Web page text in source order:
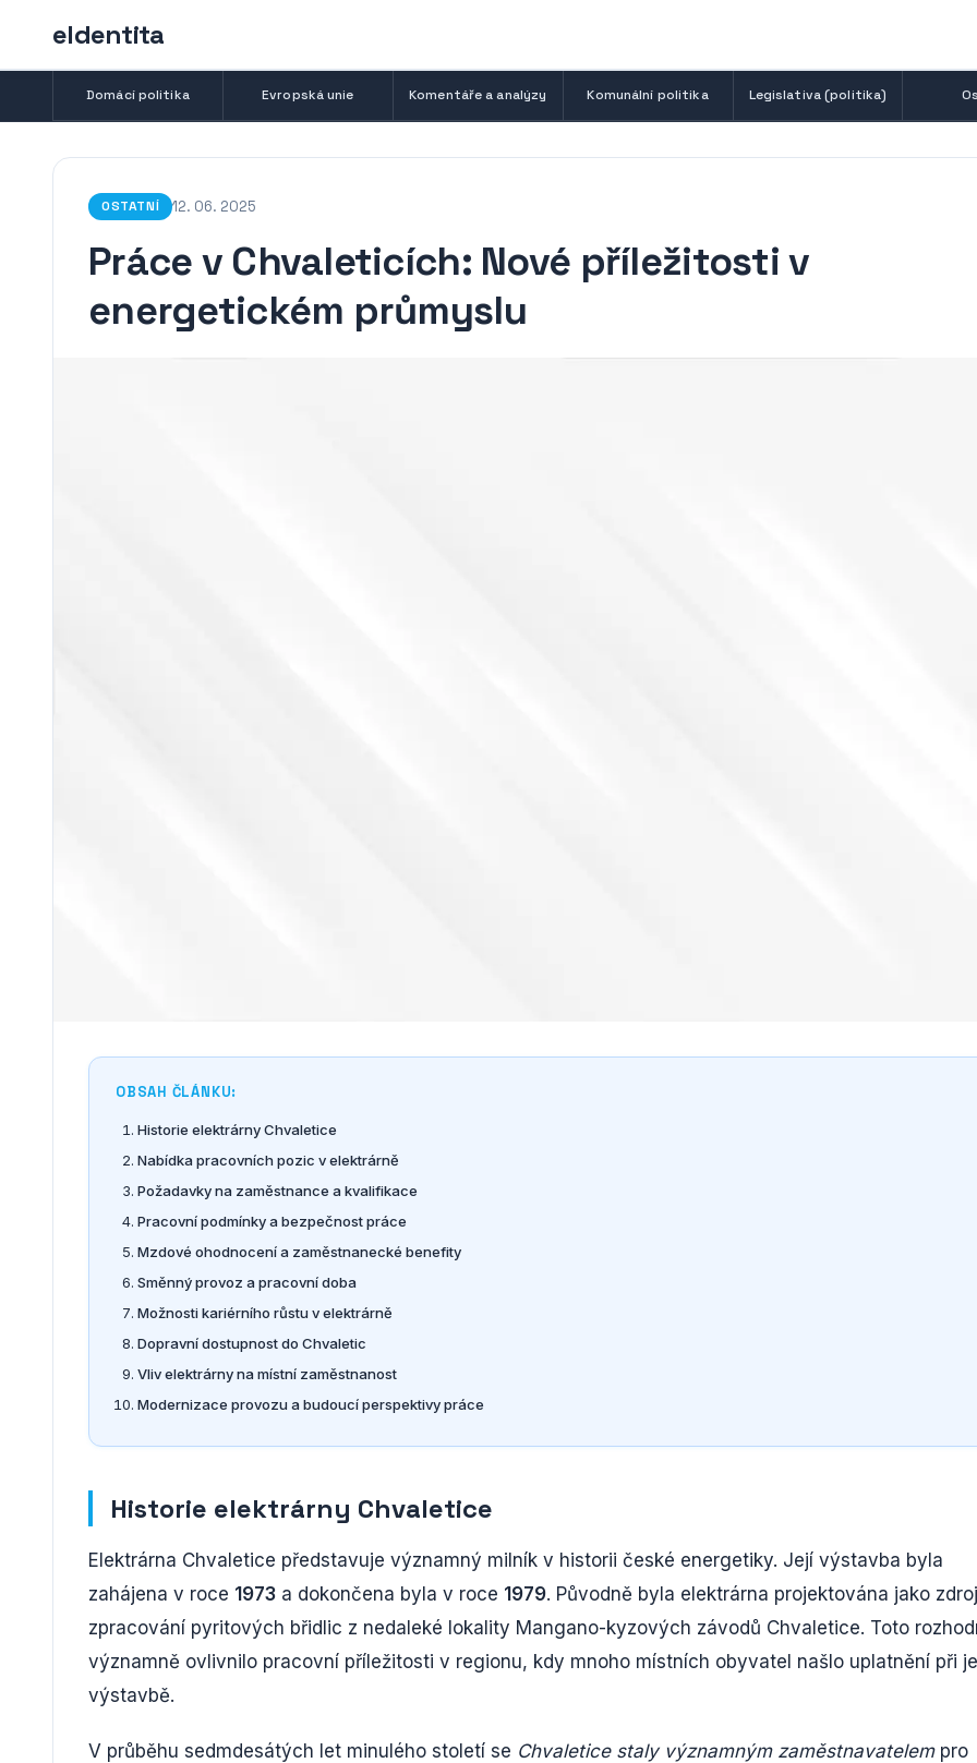
eIdentita
Domácí politika Evropská unie Komentáře a analýzy Komunální politika Legislativa (politika)
OSTATNÍ 12. 06. 2025
Práce v Chvaleticích: Nové příležitosti v
energetickém průmyslu
OBSAH ČLÁNKU:
Historie elektrárny Chvaletice
Nabídka pracovních pozic v elektrárně
Požadavky na zaměstnance a kvalifikace
Pracovní podmínky a bezpečnost práce
Mzdové ohodnocení a zaměstnanecké benefity
Směnný provoz a pracovní doba
Možnosti kariérního růstu v elektrárně
Dopravní dostupnost do Chvaletic
Vliv elektrárny na místní zaměstnanost
Modernizace provozu a budoucí perspektivy práce
Historie elektrárny Chvaletice
Elektrárna Chvaletice představuje významný milník v historii české energetiky. Její výstavba byla
zahájena v roce 1973 a dokončena byla v roce 1979. Původně byla elektrárna projektována jako
zpracování pyritových břidlic z nedaleké lokality Mangano-kyzových závodů Chvaletice. Toto
významně ovlivnilo pracovní příležitosti v regionu, kdy mnoho místních obyvatel našlo uplatnění při
výstavbě.
V průběhu sedmdesátých let minulého století se Chvaletice staly významným zaměstnavatelempro